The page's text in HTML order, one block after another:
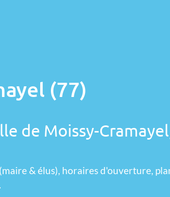
(77)
de Moissy-
& élus), horaires d'ouverture,